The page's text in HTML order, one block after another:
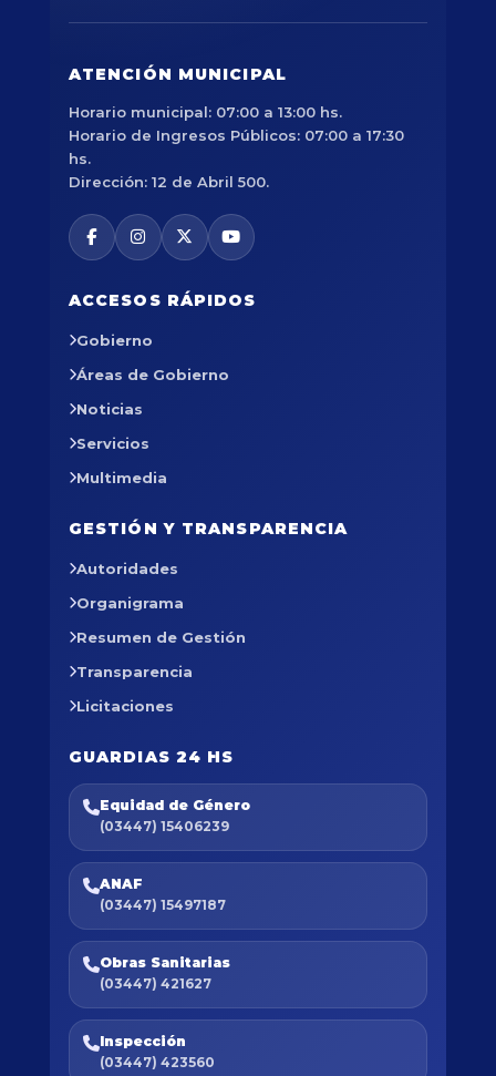
ATENCIÓN MUNICIPAL
Horario municipal: 07:00 a 13:00 hs.
Horario de Ingresos Públicos: 07:00 a 17:30
hs.
Dirección: 12 de Abril 500.
ACCESOS RÁPIDOS
Gobierno
Áreas de Gobierno
Noticias
Servicios
Multimedia
GESTIÓN Y TRANSPARENCIA
Autoridades
Organigrama
Resumen de Gestión
Transparencia
Licitaciones
GUARDIAS 24 HS
Equidad de Género
(03447) 15406239
ANAF
(03447) 15497187
Obras Sanitarias
(03447) 421627
Inspección
(03447) 423560